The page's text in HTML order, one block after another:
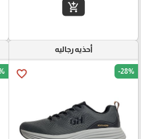
add_shopping_cart
أحذيه رجاليه
favorite_border -28%